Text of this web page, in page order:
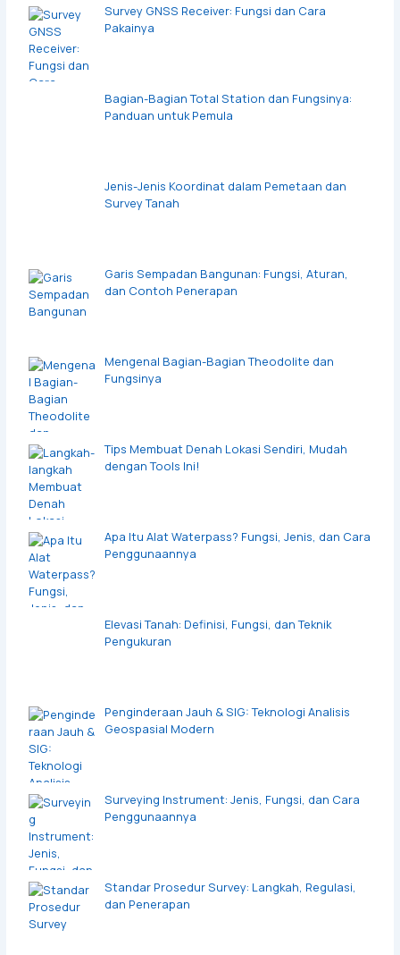
Survey GNSS Receiver: Fungsi dan Cara
Pakainya
Bagian-Bagian Total Station dan Fungsinya:
Panduan untuk Pemula
Jenis-Jenis Koordinat dalam Pemetaan dan
Survey Tanah
Garis Sempadan Bangunan: Fungsi, Aturan,
dan Contoh Penerapan
Mengenal Bagian-Bagian Theodolite dan
Fungsinya
Tips Membuat Denah Lokasi Sendiri, Mudah
dengan Tools Ini!
Apa Itu Alat Waterpass? Fungsi, Jenis, dan Cara
Penggunaannya
Elevasi Tanah: Definisi, Fungsi, dan Teknik
Pengukuran
Penginderaan Jauh & SIG: Teknologi Analisis
Geospasial Modern
Surveying Instrument: Jenis, Fungsi, dan Cara
Penggunaannya
Standar Prosedur Survey: Langkah, Regulasi,
dan Penerapan